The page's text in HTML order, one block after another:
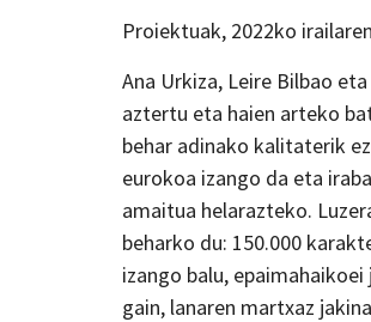
Proiektuak, 2022ko
Ana Urkiza, Leire Bilbao
aztertu eta haien arteko
behar adinako kalitaterik
eurokoa izango da eta
amaitua helarazteko.
beharko du: 150.000
izango balu,
gain, lanaren martxaz